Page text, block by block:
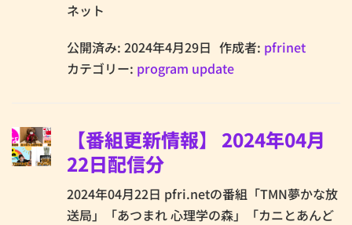
ネット
公開済み: 2024年4月29日 作成者: pfrinet
カテゴリー: program update
【番組更新情報】 2024年04月
22日配信分
2024年04月22日 pfri.netの番組「TMN夢かな放
送局」「あつまれ 心理学の森」「カニとあんど